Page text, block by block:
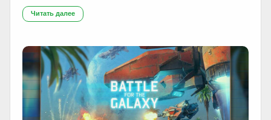
Читать далее